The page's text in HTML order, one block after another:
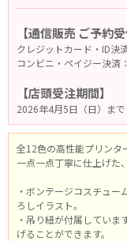
【通信販売 ご予約受
クレジットカード・ID決
コンビニ・ペイジー決済
【店頭受注期間】
2026年4月5日（日）まで
全12色の高性能プリンタ
一点一点丁寧に仕上げた
・ボンテージコスチュー
ろしイラスト。
・吊り紐が付属していま
げることができます。